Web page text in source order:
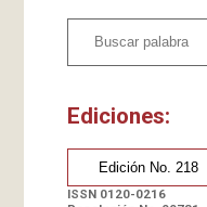
Ediciones:
ISSN 0120-0216